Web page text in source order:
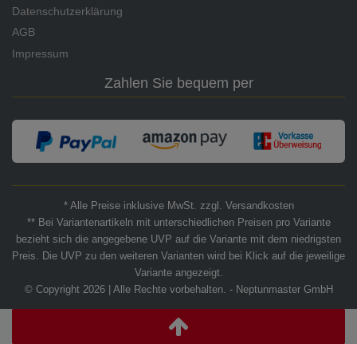
Datenschutzerklärung
AGB
Impressum
Zahlen Sie bequem per
* Alle Preise inklusive MwSt. zzgl. Versandkosten
** Bei Variantenartikeln mit unterschiedlichen Preisen pro Variante
bezieht sich die angegebene UVP auf die Variante mit dem niedrigsten
Preis. Die UVP zu den weiteren Varianten wird bei Klick auf die jeweilige
Variante angezeigt.
© Copyright 2026 | Alle Rechte vorbehalten. - Neptunmaster GmbH